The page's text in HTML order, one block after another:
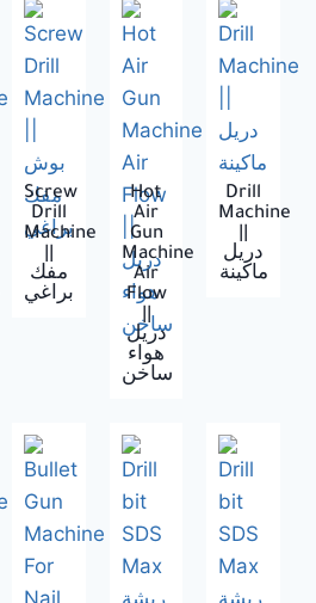
Screw
Drill
Machine
مفك
براغي
Hot
Air
Gun
Machine
Air
Flow
||
دريل
هواء
ساخن
Drill
Machine
دريل
ماكينة